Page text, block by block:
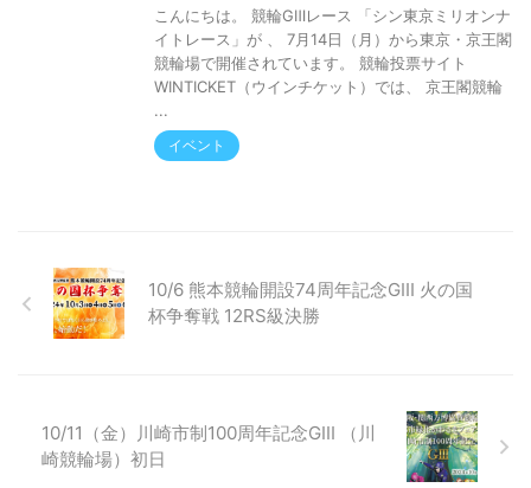
こんにちは。 競輪GⅢレース 「シン東京ミリオンナ
イトレース」が 、 7月14日（月）から東京・京王閣
競輪場で開催されています。 競輪投票サイト
WINTICKET（ウインチケット）では、 京王閣競輪
...
イベント
10/6 熊本競輪開設74周年記念GⅢ 火の国
杯争奪戦 12RS級決勝
10/11（金）川崎市制100周年記念GⅢ （川
崎競輪場）初日